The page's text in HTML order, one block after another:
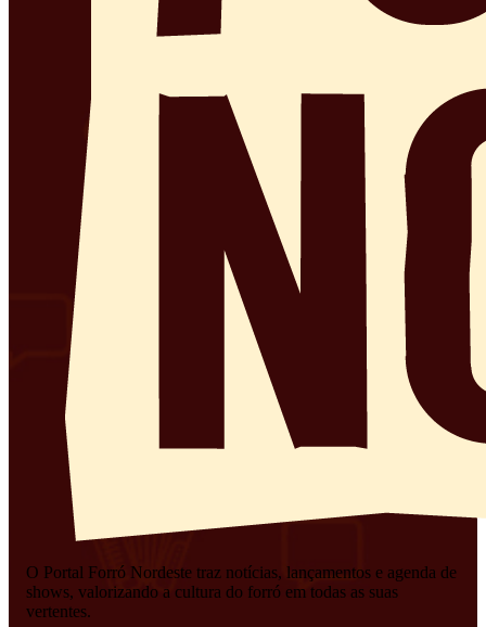
O Portal Forró Nordeste traz notícias, lançamentos e agenda de
shows, valorizando a cultura do forró em todas as suas
vertentes.